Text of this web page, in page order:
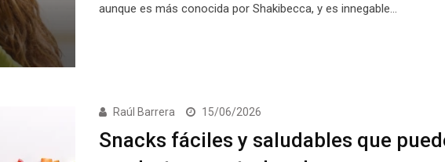
aunque es más conocida por Shakibecca, y es innegable…
Raúl Barrera 15/06/2026
Snacks fáciles y saludables que